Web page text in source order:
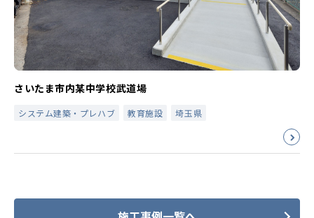
さいたま市内某中学校武道場
システム建築・プレハブ 教育施設 埼玉県